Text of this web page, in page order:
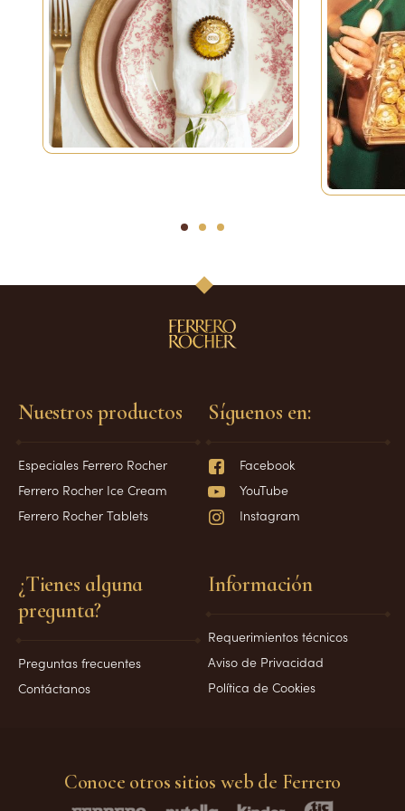
1 2 3
Nuestros productos
Especiales Ferrero Rocher
Ferrero Rocher Ice Cream
Ferrero Rocher Tablets
¿Tienes alguna
pregunta?
Preguntas frecuentes
Contáctanos
Información
Requerimientos técnicos
Aviso de Privacidad
Política de Cookies
Síguenos en:
Facebook
YouTube
Instagram
Conoce otros sitios web de Ferrero